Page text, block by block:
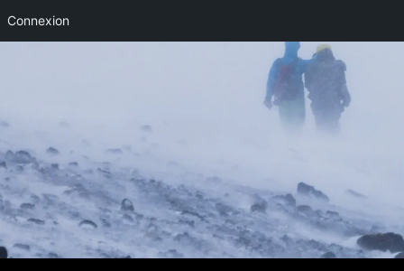
Connexion